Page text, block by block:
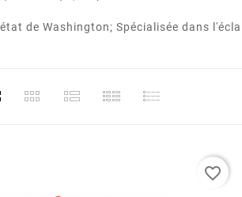
de Washington; Spécialisée dans
favorite_border